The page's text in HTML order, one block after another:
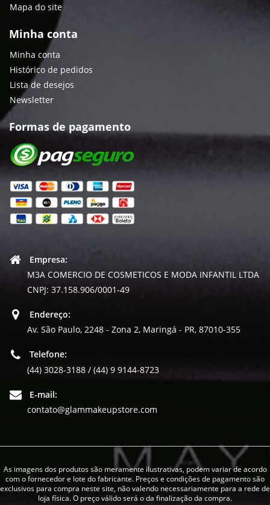
Mapa do site
Minha conta
Minha conta
Histórico de pedidos
Lista de desejos
Newsletter
Formas de pagamento
Empresa:
M3A COMERCIO DE COSMETICOS E MODA INFANTIL LTDA
CNPJ: 37.158.906/0001-49
Endereço:
Av. São Paulo, 2248 - Zona 2, Maringá - PR, 87010-355
Telefone:
(44) 3028-3188 / (44) 9 9144-8723
E-mail:
contato@glammakeupstore.com
As imagens dos produtos são meramente ilustrativas, podem variar de acordo
com o fornecedor e lote do fabricante. Preços e condições de pagamento são
exclusivos para compra neste site, não valendo necessariamente para a rede de
loja física. O preço válido será o da finalização da compra.